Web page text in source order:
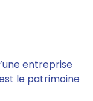
entreprise
le patrimoine